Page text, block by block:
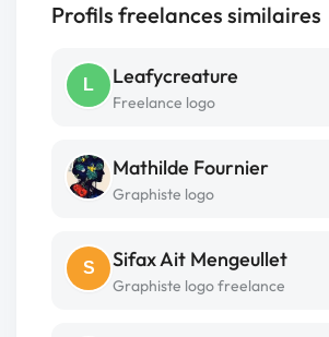
Profils freelances similaires
L Leafycreature
Freelance logo
Mathilde Fournier
Graphiste logo
S Sifax Ait Mengeullet
Graphiste logo freelance